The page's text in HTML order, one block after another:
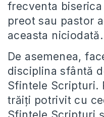
frecventa
preot sau pastor
aceasta niciodată.
De asemenea,
disciplina sfântă
Sfintele Scripturi.
trăiți potrivit cu